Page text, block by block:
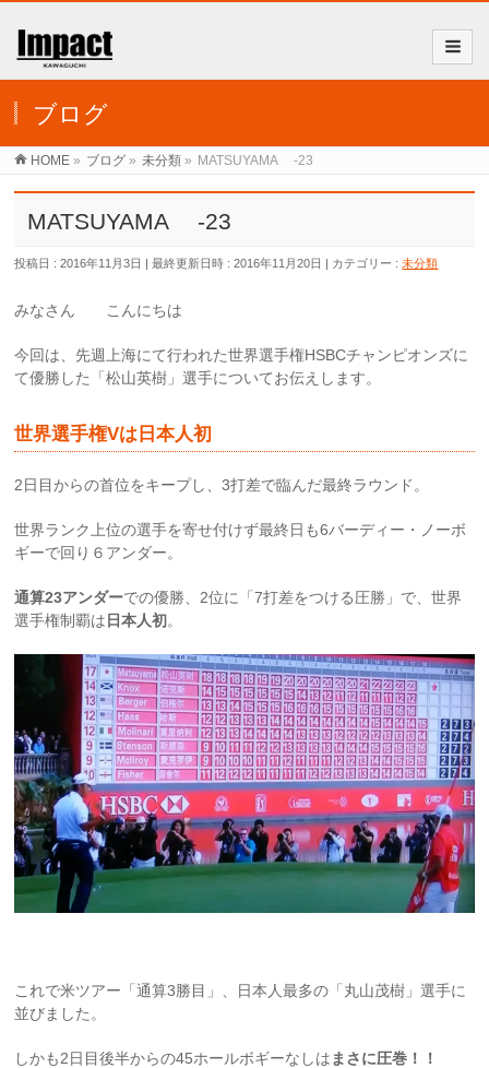
ブログ
HOME » ブログ » 未分類 » MATSUYAMA -23
MATSUYAMA -23
投稿日 : 2016年11月3日 最終更新日時 : 2016年11月20日 カテゴリー :未分類
みなさん こんにちは
今回は、先週上海にて行われた世界選手権HSBCチャンピオンズに
て優勝した「松山英樹」選手についてお伝えします。
世界選手権Vは日本人初
2日目からの首位をキープし、3打差で臨んだ最終ラウンド。
世界ランク上位の選手を寄せ付けず最終日も6バーディー・ノーボ
ギーで回り６アンダー。
通算23アンダーでの優勝、2位に「7打差をつける圧勝」で、世界
選手権制覇は 日本人初。
これで米ツアー「通算3勝目」、日本人最多の「丸山茂樹」選手に
並びました。
しかも2日目後半からの45ホールボギーなしは まさに圧巻！！